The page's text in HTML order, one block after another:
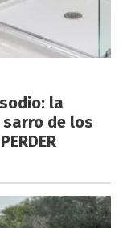
la
sarro de los